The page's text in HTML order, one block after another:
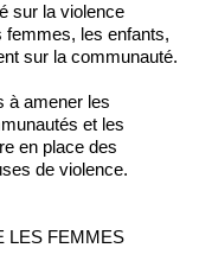
sur la violence
les enfants,
sur la communauté.
à amener les
et les
en place des
de violence.
LES FEMMES